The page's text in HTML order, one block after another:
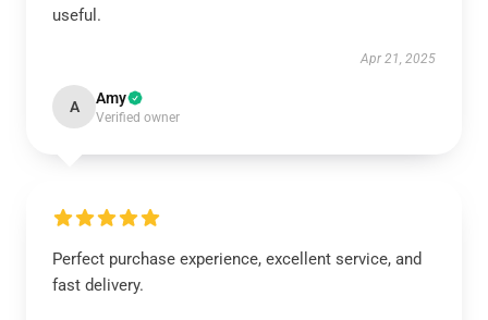
useful.
Apr 21, 2025
A Amy
Verified owner
Perfect purchase experience, excellent service, and
fast delivery.